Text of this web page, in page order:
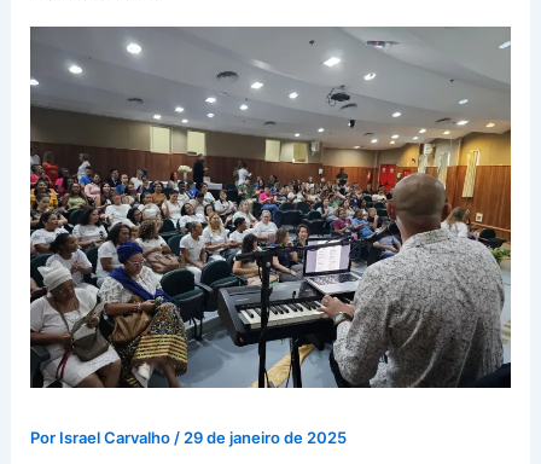
Por Israel Carvalho / 29 de janeiro de 2025